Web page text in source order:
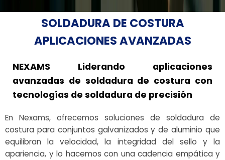
SOLDADURA DE COSTURA
APLICACIONES AVANZADAS
NEXAMS Liderando aplicaciones
avanzadas de soldadura de costura con
tecnologías de soldadura de precisión
En Nexams, ofrecemos soluciones de soldadura de
costura para conjuntos galvanizados y de aluminio que
equilibran la velocidad, la integridad del sello y la
apariencia, y lo hacemos con una cadencia empática y